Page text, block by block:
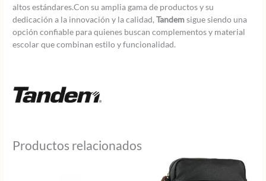
altos estándares.Con su amplia gama de productos y su
dedicación a la innovación y la calidad,Tandemsigue siendo una
opción confiable para quienes buscan complementos y material
escolar que combinan estilo y funcionalidad.
Productos relacionados